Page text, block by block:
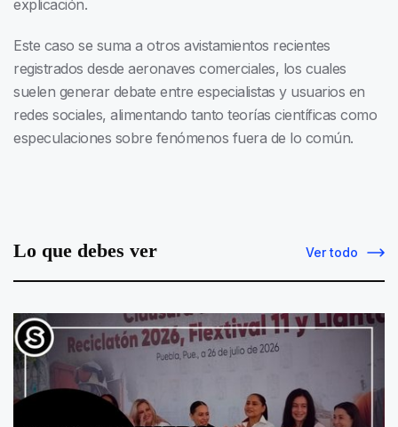
explicación.
Este caso se suma a otros avistamientos recientes
registrados desde aeronaves comerciales, los cuales
suelen generar debate entre especialistas y usuarios en
redes sociales, alimentando tanto teorías científicas como
especulaciones sobre fenómenos fuera de lo común.
Lo que debes ver Ver todo